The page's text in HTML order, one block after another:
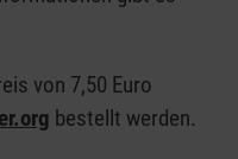
von 7,50 Euro
bestellt werden.